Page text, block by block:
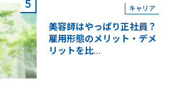
キャリア
美容師はやっぱり正社員？
雇用形態のメリット・デメ
リットを比...